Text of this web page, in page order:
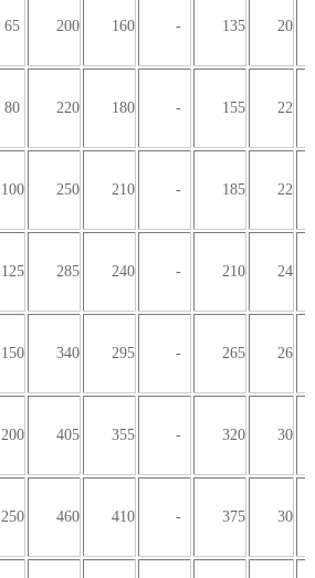
65 200 160 - 135 20
80 220 180 - 155 22
100 250 210 - 185 22
125 285 240 - 210 24
150 340 295 - 265 26
200 405 355 - 320 30
250 460 410 - 375 30